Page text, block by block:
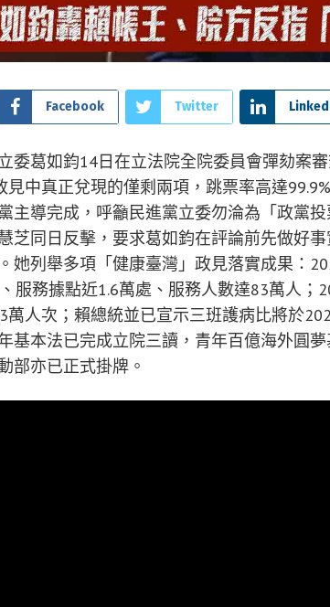
Facebook Twitter
委葛如鈞14日在立法院全院委員會彈劾案
見中真正兌現的僅剩兩項，跳票率高達
主導完成，呼籲民進黨立委勿淪為「政黨
芝同日反擊，要求葛如鈞在評論前先做好
她列舉多項「健康臺灣」政見落實成果：
服務據點近1.6萬處、服務人數達83萬人
萬人次；賴總統並已宣示三班護病比將於
基本法已完成立院三讀，青年百億海外圓
部亦已正式掛牌。